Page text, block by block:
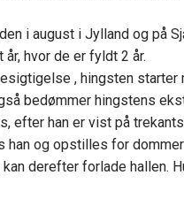
i august i Jylland og på
hvor de er fyldt 2 år.
, hingsten starter
bedømmer hingstens
efter han er vist på
og opstilles for
derefter forlade hallen.